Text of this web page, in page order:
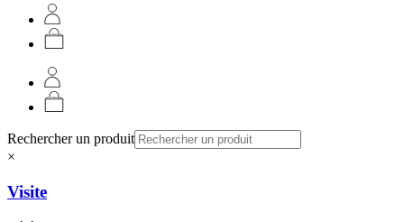
Rechercher un produit
×
Visite